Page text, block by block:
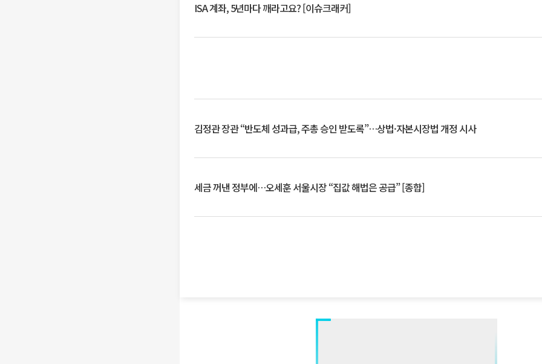
ISA 계좌, 5년마다 깨라고요? [이슈크래커]
김정관 장관 “반도체 성과급, 주총 승인 받도록”…상법·자본시장법 개정 시사
세금 꺼낸 정부에…오세훈 서울시장 “집값 해법은 공급” [종합]